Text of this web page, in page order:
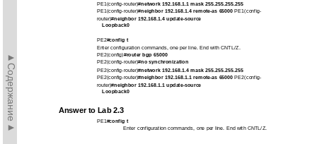
►Содержание►
PE1(config-router)#network 192.168.1.1 mask 255.255.255.255
PE1(config-router)#neighbor 192.168.1.4 remote-as 65000 PE1(config-
router)#neighbor 192.168.1.4 update-source
Loopback0
PE2#config t
Enter configuration commands, one per line. End with CNTL/Z.
PE2(config)#router bgp 65000
PE2(config-router)#no synchronization
PE2(config-router)#network 192.168.1.4 mask 255.255.255.255
PE2(config-router)#neighbor 192.168.1.1 remote-as 65000 PE2(config-
router)#neighbor 192.168.1.1 update-source
Loopback0
Answer to Lab 2.3
PE1#config t
Enter configuration commands, one per line. End with CNTL/Z.